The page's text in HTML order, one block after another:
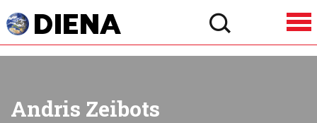
Andris Zeibots